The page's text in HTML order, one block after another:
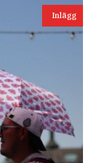
Inlägg